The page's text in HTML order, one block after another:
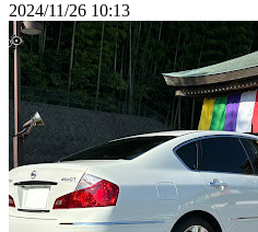
2024/11/26 10:13